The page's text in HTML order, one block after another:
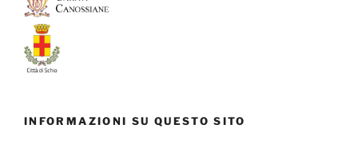
INFORMAZIONI SU QUESTO SITO